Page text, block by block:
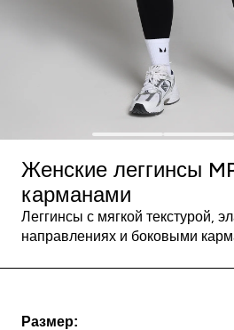
Женские леггинсы
карманами
Леггинсы с мягкой текстурой,
направлениях и боковыми
Размер: